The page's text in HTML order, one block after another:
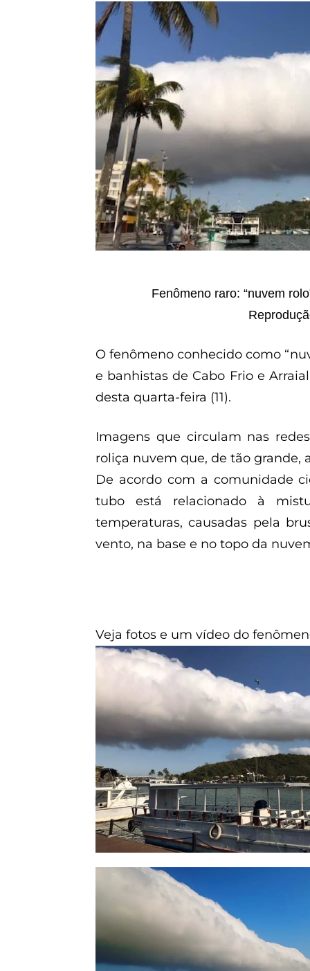
Fenômeno raro: “nuvem
O fenômeno conhecido como
e banhistas de Cabo Frio e
desta quarta-feira (11).
Imagens que circulam nas
roliça nuvem que, de tão grande,
De acordo com a comunidade
tubo está relacionado à
temperaturas, causadas pela
vento, na base e no topo da
Veja fotos e um vídeo do